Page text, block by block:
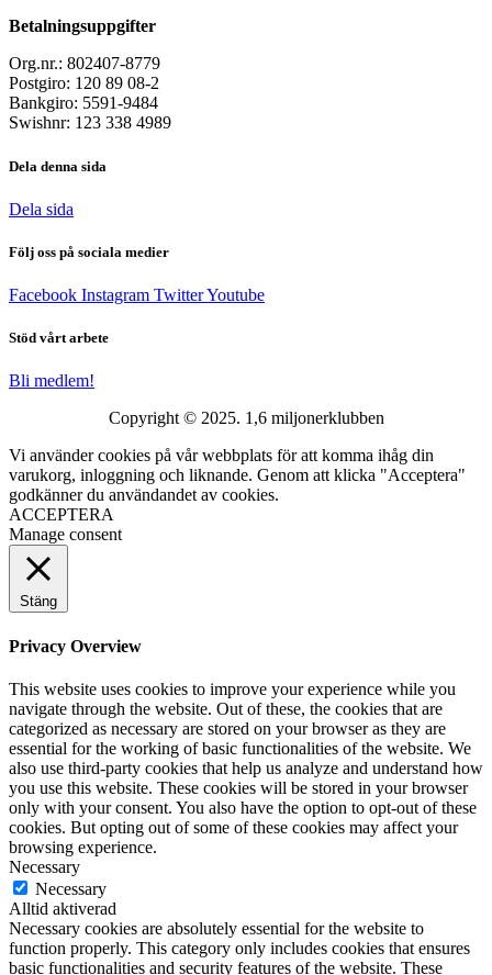
Betalningsuppgifter
Org.nr.: 802407-8779
Postgiro: 120 89 08-2
Bankgiro: 5591-9484
Swishnr: 123 338 4989
Dela denna sida
Dela sida
Följ oss på sociala medier
Facebook Instagram TwitterYoutube
Stöd vårt arbete
Bli medlem!
Copyright © 2025. 1,6 miljonerklubben
Vi använder cookies på vår webbplats för att komma ihåg din
varukorg, inloggning och liknande. Genom att klicka "Acceptera"
godkänner du användandet av cookies.
ACCEPTERA
Manage consent
Stäng
Privacy Overview
This website uses cookies to improve your experience while you
navigate through the website. Out of these, the cookies that are
categorized as necessary are stored on your browser as they are
essential for the working of basic functionalities of the website. We
also use third-party cookies that help us analyze and understand how
you use this website. These cookies will be stored in your browser
only with your consent. You also have the option to opt-out of these
cookies. But opting out of some of these cookies may affect your
browsing experience.
Necessary
Necessary
Alltid aktiverad
Necessary cookies are absolutely essential for the website to
function properly. This category only includes cookies that ensures
basic functionalities and security features of the website. These